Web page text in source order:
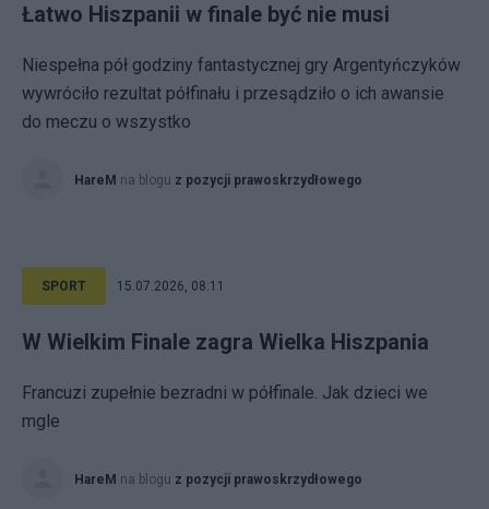
Łatwo Hiszpanii w finale być nie musi
Niespełna pół godziny fantastycznej gry Argentyńczyków
wywróciło rezultat półfinału i przesądziło o ich awansie
do meczu o wszystko
HareM na blogu z pozycji prawoskrzydłowego
SPORT 15.07.2026, 08:11
W Wielkim Finale zagra Wielka Hiszpania
Francuzi zupełnie bezradni w półfinale. Jak dzieci we
mgle
HareM na blogu z pozycji prawoskrzydłowego